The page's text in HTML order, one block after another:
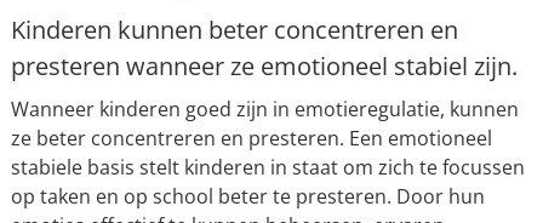
Kinderen kunnen beter concentreren en
presteren wanneer ze emotioneel stabiel zijn.
Wanneer kinderen goed zijn in emotieregulatie, kunnen
ze beter concentreren en presteren. Een emotioneel
stabiele basis stelt kinderen in staat om zich te focussen
op taken en op school beter te presteren. Door hun